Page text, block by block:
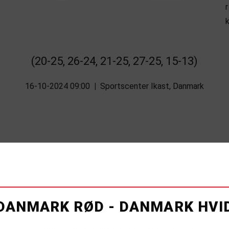
(20-25, 26-24, 21-25, 27-25, 15-13)
16-10-2024 09:00 Sportscenter Ikast, Danmark
RØD - DANMARK